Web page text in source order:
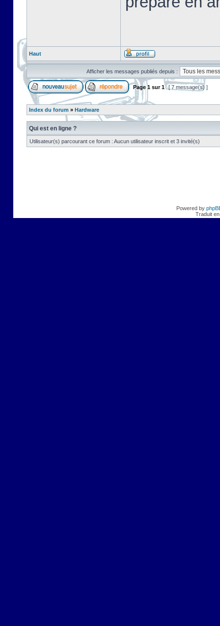
Haut
Afficher les messages publiés depuis :
Page 1 sur1 [ 7 message(s) ]
Index du forum » Hardware
Qui est en ligne ?
Utilisateur(s) parcourant ce forum : Aucun utilisateur inscrit et 3 invité(s)
Powered by
Traduit